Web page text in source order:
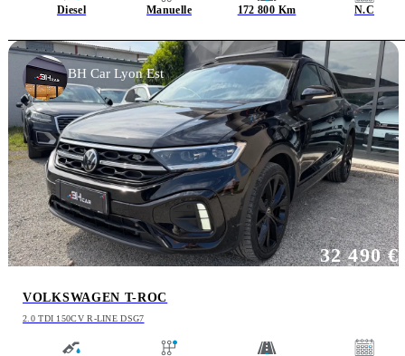
Diesel Manuelle 172 800 Km N.C
VOLKSWAGEN T-ROC
2.0 TDI 150CV R-LINE DSG7
32 490 €
BH Car Lyon Est